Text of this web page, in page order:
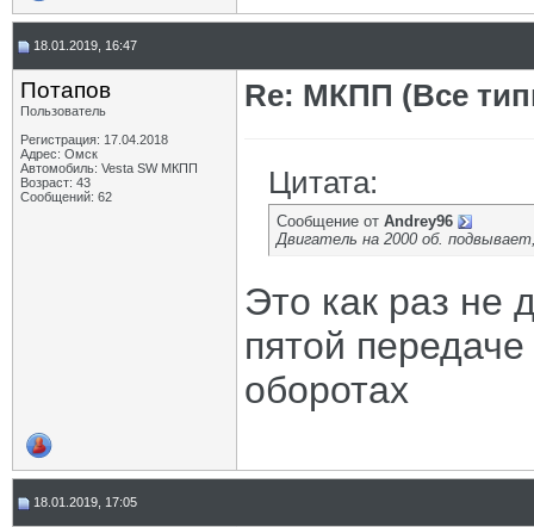
18.01.2019, 16:47
Потапов
Пользователь
Регистрация: 17.04.2018
Адрес: Омск
Автомобиль: Vesta SW МКПП
Возраст: 43
Сообщений: 62
Re: МКПП (Все
Цитата:
Сообщение от Andrey96
Двигатель на 2000 об.
Это как раз не
пятой передаче
оборотах
18.01.2019, 17:05